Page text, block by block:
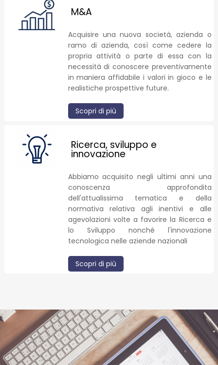
M&A
Acquisire una nuova società, azienda o
ramo di azienda, così come cedere la
propria attività o parte di essa con la
necessità di conoscere preventivamente
in maniera affidabile i valori in gioco e le
realistiche prospettive future.
Scopri di più
Ricerca, sviluppo e
innovazione
Abbiamo acquisito negli ultimi anni una
conoscenza approfondita
dell'attualissima tematica e della
normativa relativa agli inentivi e alle
agevolazioni volte a favorire la Ricerca e
lo Sviluppo nonché l'innovazione
tecnologica nelle aziende nazionali
Scopri di più